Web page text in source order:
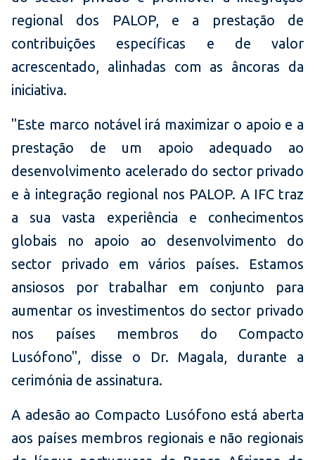
regional dos PALOP, e a prestação de
contribuições específicas e de valor
acrescentado, alinhadas com as âncoras da
iniciativa.
"Este marco notável irá maximizar o apoio e a
prestação de um apoio adequado ao
desenvolvimento acelerado do sector privado
e à integração regional nos PALOP. A IFC traz
a sua vasta experiência e conhecimentos
globais no apoio ao desenvolvimento do
sector privado em vários países. Estamos
ansiosos por trabalhar em conjunto para
aumentar os investimentos do sector privado
nos países membros do Compacto
Lusófono", disse o Dr. Magala, durante a
cerimónia de assinatura.
A adesão ao Compacto Lusófono está aberta
aos países membros regionais e não regionais